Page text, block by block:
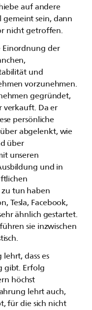
auf andere
sein, dann
nicht getroffen.
Einordnung der
und
vorzunehmen.
gegründet,
verkauft. Da er
persönliche
abgelenkt, wie
über
unseren
und in
zu tun haben
Tesla, Facebook,
ähnlich gestartet.
sie inzwischen
dass es
gibt. Erfolg
höchst
lehrt auch,
für die sich nicht